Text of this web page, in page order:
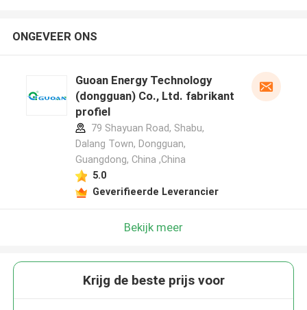
ONGEVEER ONS
Guoan Energy Technology
(dongguan) Co., Ltd. fabrikant
profiel
79 Shayuan Road, Shabu,
Dalang Town, Dongguan,
Guangdong, China ,China
5.0
Geverifieerde Leverancier
Bekijk meer
Krijg de beste prijs voor